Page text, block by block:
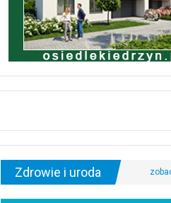
Zdrowie i uroda